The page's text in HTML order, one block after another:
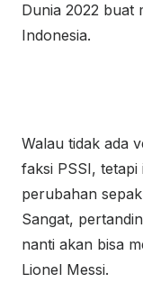
Dunia 2022 buat
Indonesia.
Walau tidak ada
faksi PSSI,
perubahan
Sangat,
nanti akan bisa
Lionel Messi.